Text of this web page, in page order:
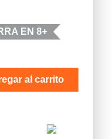
EN 8+
al carrito